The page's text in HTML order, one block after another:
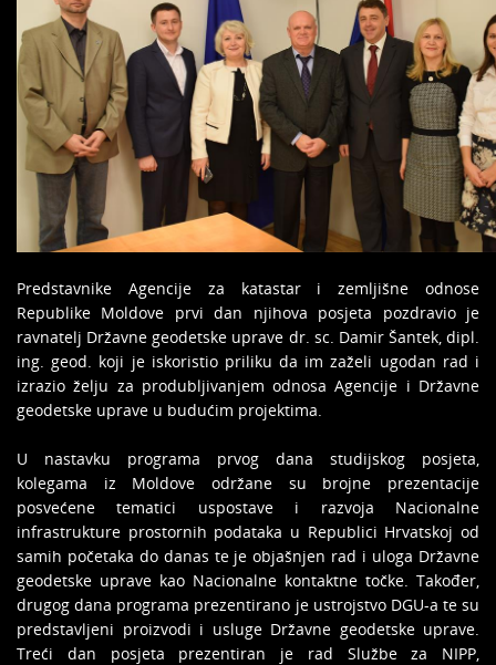
Predstavnike Agencije za katastar i zemljišne odnose
Republike Moldove prvi dan njihova posjeta pozdravio je
ravnatelj Državne geodetske uprave dr. sc. Damir Šantek, dipl.
ing. geod. koji je iskoristio priliku da im zaželi ugodan rad i
izrazio želju za produbljivanjem odnosa Agencije i Državne
geodetske uprave u budućim projektima.
U nastavku programa prvog dana studijskog posjeta,
kolegama iz Moldove održane su brojne prezentacije
posvećene tematici uspostave i razvoja Nacionalne
infrastrukture prostornih podataka u Republici Hrvatskoj od
samih početaka do danas te je objašnjen rad i uloga Državne
geodetske uprave kao Nacionalne kontaktne točke. Također,
drugog dana programa prezentirano je ustrojstvo DGU-a te su
predstavljeni proizvodi i usluge Državne geodetske uprave.
Treći dan posjeta prezentiran je rad Službe za NIPP,